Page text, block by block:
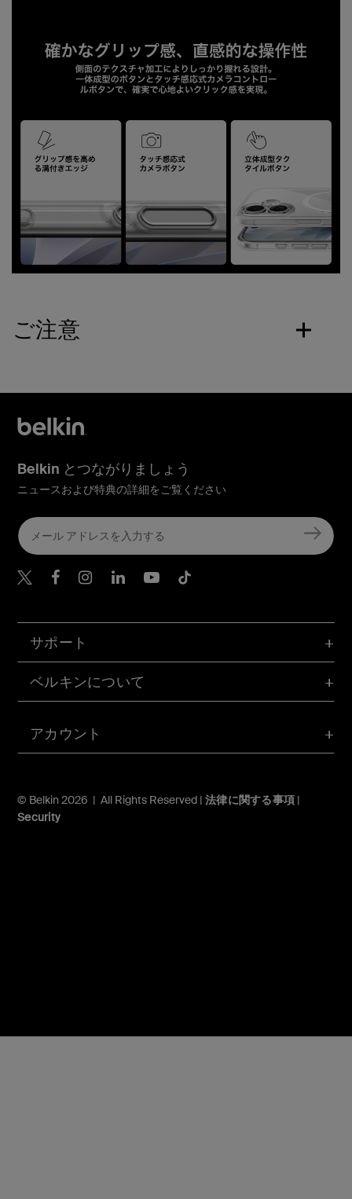
ご注意
アカウント
サポート
ベルキンについて
© Belkin 2026 | All Rights Reserved | 法律に関する事項 |
Security
Belkin とつながりましょう
ニュースおよび特典の詳細をご覧ください
Belkin Twitter
Belkin Facebook
Belkin Instagram
Belkin LinkedIn
Belkin Youtube
Belkin TikTok